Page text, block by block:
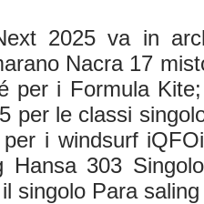
2025 va in
Nacra 17
per i Formula
per le classi
i windsurf
Hansa 303
singolo Para